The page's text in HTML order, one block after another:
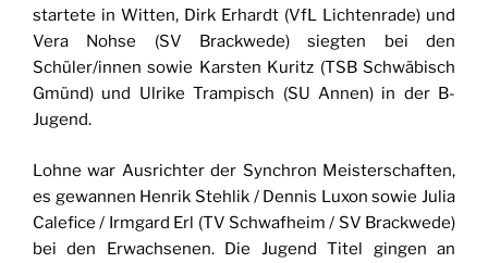
startete in Witten, Dirk Erhardt (VfL Lichtenrade) und
Vera Nohse (SV Brackwede) siegten bei den
Schüler/innen sowie Karsten Kuritz (TSB Schwäbisch
Gmünd) und Ulrike Trampisch (SU Annen) in der B-
Jugend.
Lohne war Ausrichter der Synchron Meisterschaften,
es gewannen Henrik Stehlik / Dennis Luxon sowie Julia
Calefice / Irmgard Erl (TV Schwafheim / SV Brackwede)
bei den Erwachsenen. Die Jugend Titel gingen an